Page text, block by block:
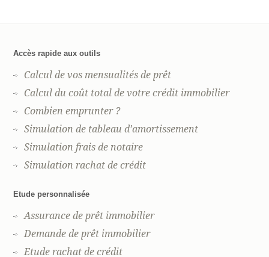
Accès rapide aux outils
Calcul de vos mensualités de prêt
Calcul du coût total de votre crédit immobilier
Combien emprunter ?
Simulation de tableau d’amortissement
Simulation frais de notaire
Simulation rachat de crédit
Etude personnalisée
Assurance de prêt immobilier
Demande de prêt immobilier
Etude rachat de crédit